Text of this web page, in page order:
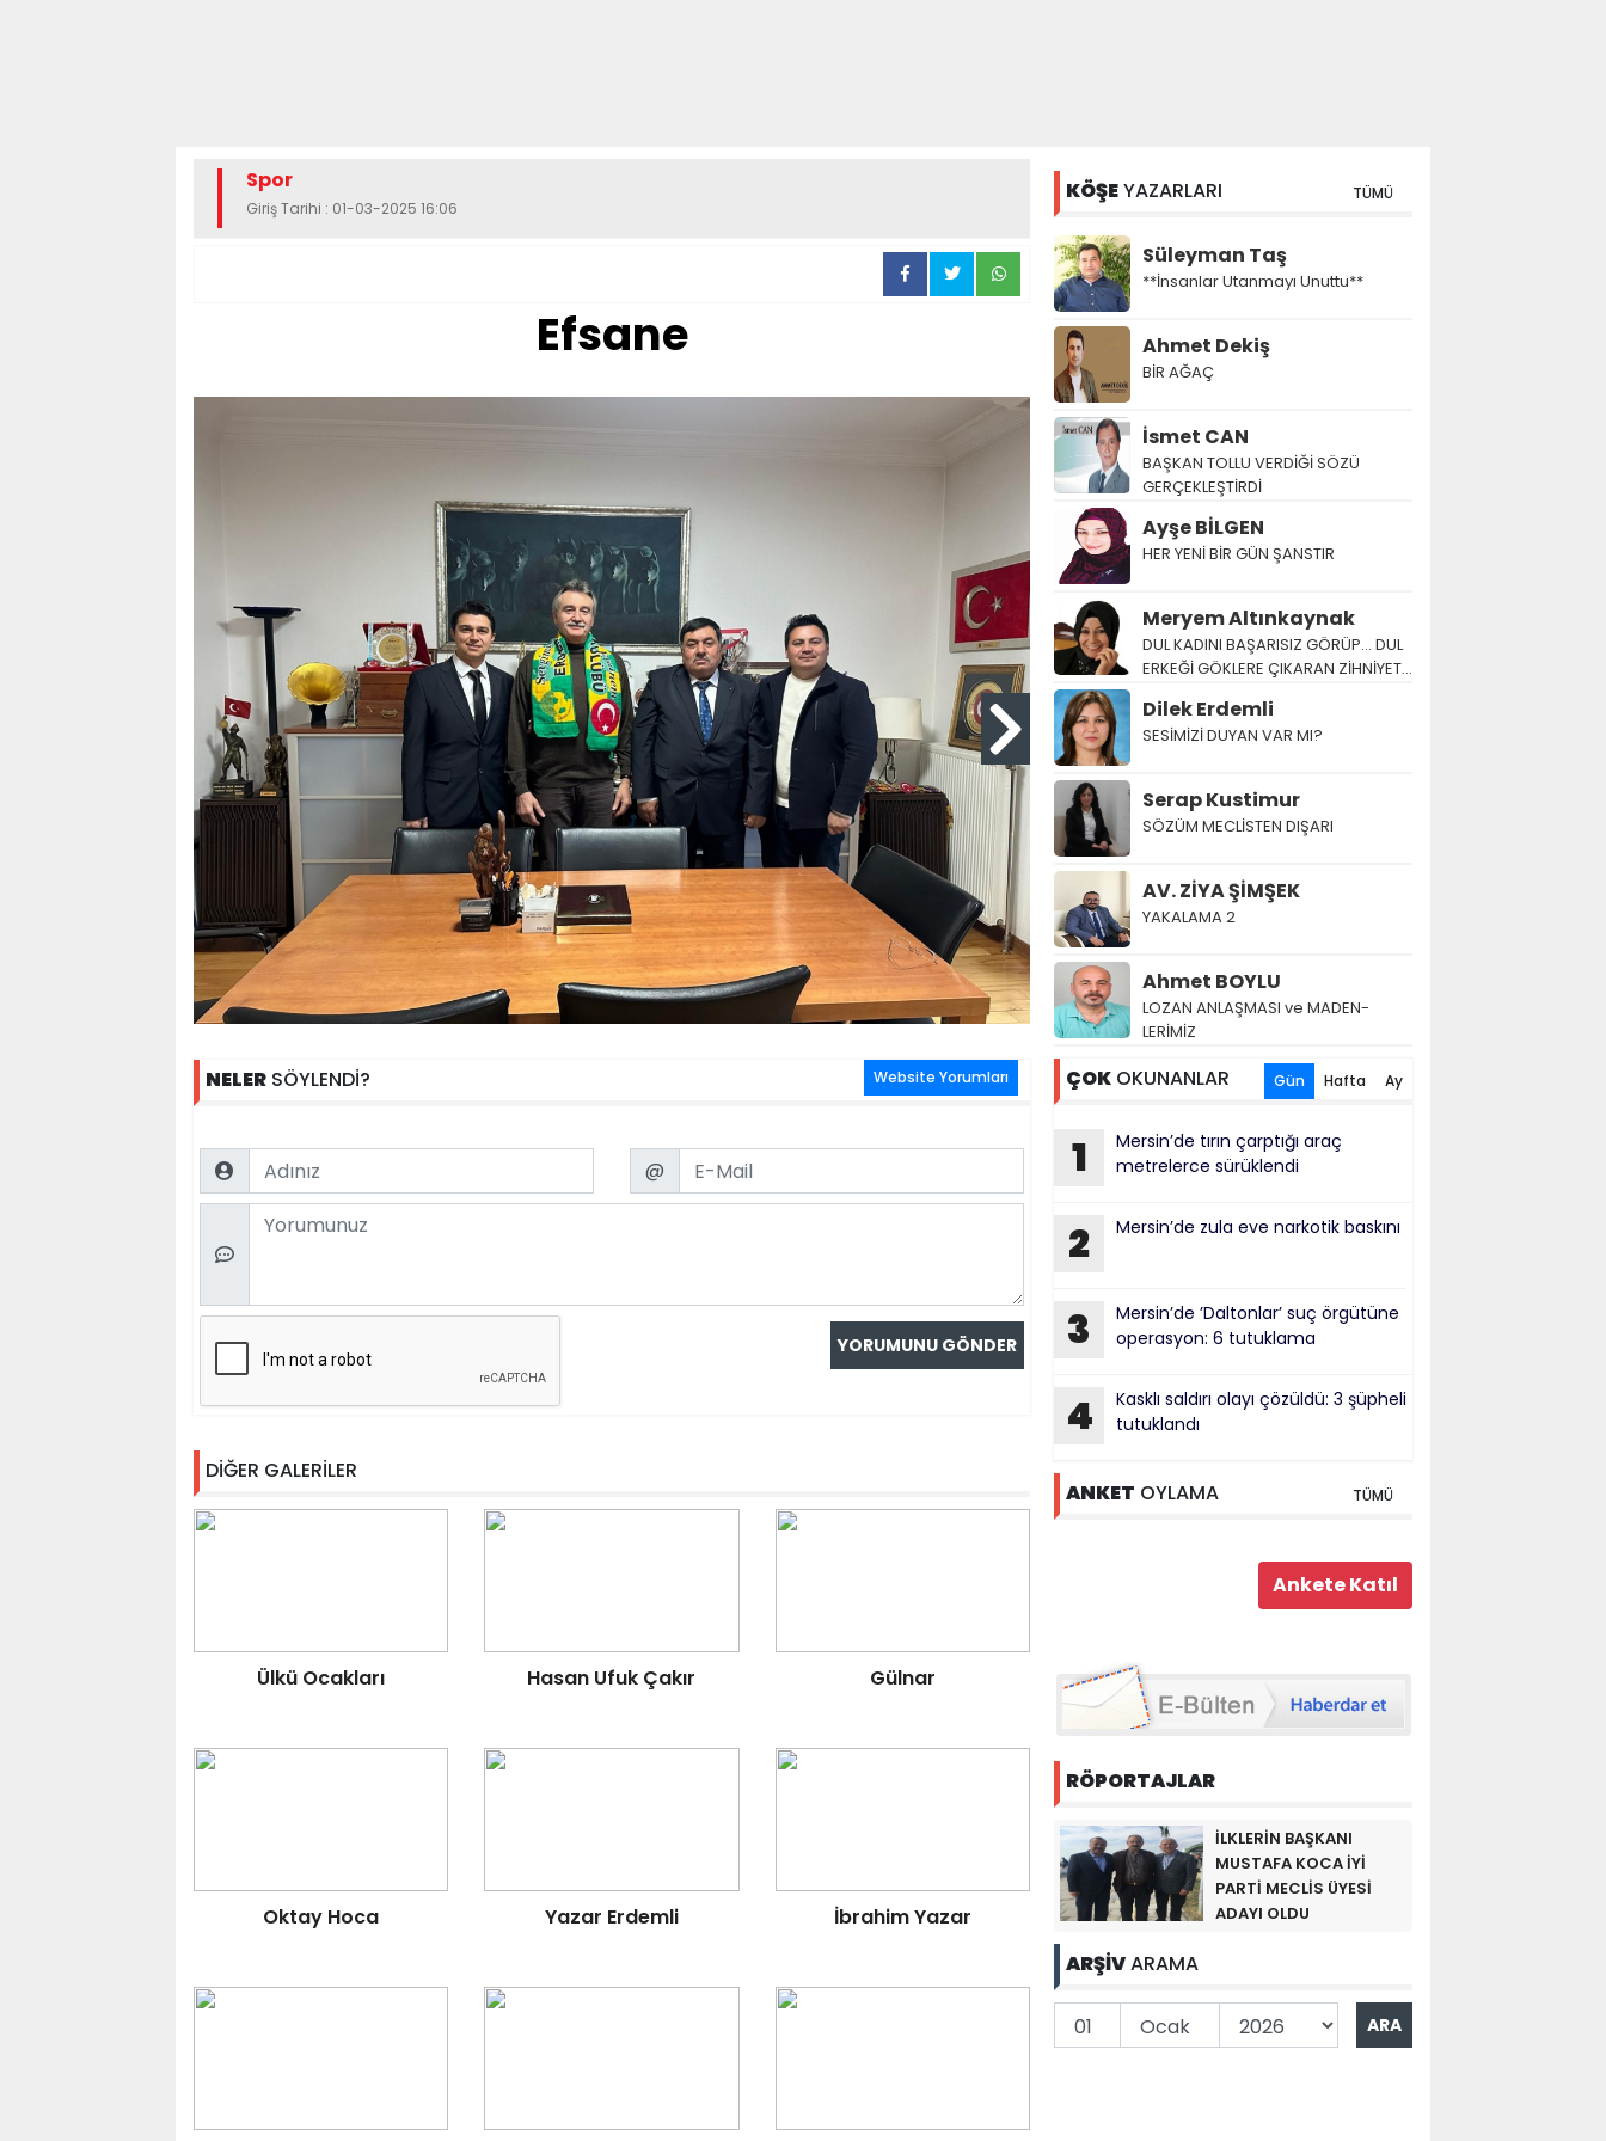
Spor
Giriş Tarihi : 01-03-2025 16:06
Efsane
NELER SÖYLENDİ? Website Yorumları
Name Email
@
Comment
DİĞER GALERİLER
Ülkü Ocakları Hasan Ufuk Çakır Gülnar
Oktay Hoca Yazar Erdemli İbrahim Yazar
KÖŞEYAZARLARI TÜMÜ
Süleyman Taş
**İnsanlar Utanmayı Unuttu**
Ahmet Dekiş
BİR AĞAÇ
İsmet CAN
BAŞKAN TOLLU VERDİĞİ SÖZÜ
GERÇEKLEŞTİRDİ
Ayşe BİLGEN
HER YENİ BİR GÜN ŞANSTIR
Meryem Altınkaynak
DUL KADINI BAŞARISIZ GÖRÜP… DUL
ERKEĞİ GÖKLERE ÇIKARAN ZİHNİYET…
Dilek Erdemli
SESİMİZİ DUYAN VAR MI?
Serap Kustimur
SÖZÜM MECLİSTEN DIŞARI
AV. ZİYA ŞİMŞEK
YAKALAMA 2
Ahmet BOYLU
LOZAN AN­LAŞ­MA­SI ve MA­DEN­
LERİMİZ
ÇOK OKUNANLAR Gün Hafta Ay
1
Mersin’de tırın çarptığı araç
metrelerce sürüklendi
2 Mersin’de zula eve narkotik baskını
3
Mersin’de ’Daltonlar’ suç örgütüne
operasyon: 6 tutuklama
4
Kasklı saldırı olayı çözüldü: 3 şüpheli
tutuklandı
ANKET OYLAMA TÜMÜ
RÖPORTAJLAR
İLKLERİN BAŞKANI
MUSTAFA KOCA İYİ
PARTİ MECLİS ÜYESİ
ADAYI OLDU
ARŞİVARAMA